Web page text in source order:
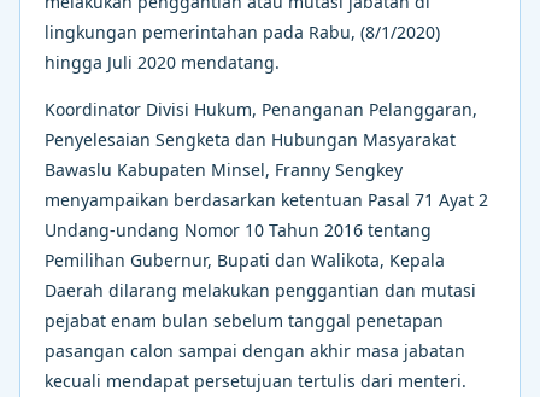
lingkungan pemerintahan pada Rabu, (8/1/2020)
hingga Juli 2020 mendatang.
Koordinator Divisi Hukum, Penanganan Pelanggaran,
Penyelesaian Sengketa dan Hubungan Masyarakat
Bawaslu Kabupaten Minsel, Franny Sengkey
menyampaikan berdasarkan ketentuan Pasal 71 Ayat 2
Undang-undang Nomor 10 Tahun 2016 tentang
Pemilihan Gubernur, Bupati dan Walikota, Kepala
Daerah dilarang melakukan penggantian dan mutasi
pejabat enam bulan sebelum tanggal penetapan
pasangan calon sampai dengan akhir masa jabatan
kecuali mendapat persetujuan tertulis dari menteri.